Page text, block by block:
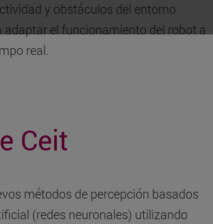
y obstáculos del entorno
adaptar el funcionamiento del robot a
real.
Ceit
métodos de percepción basados
(redes neuronales) utilizando